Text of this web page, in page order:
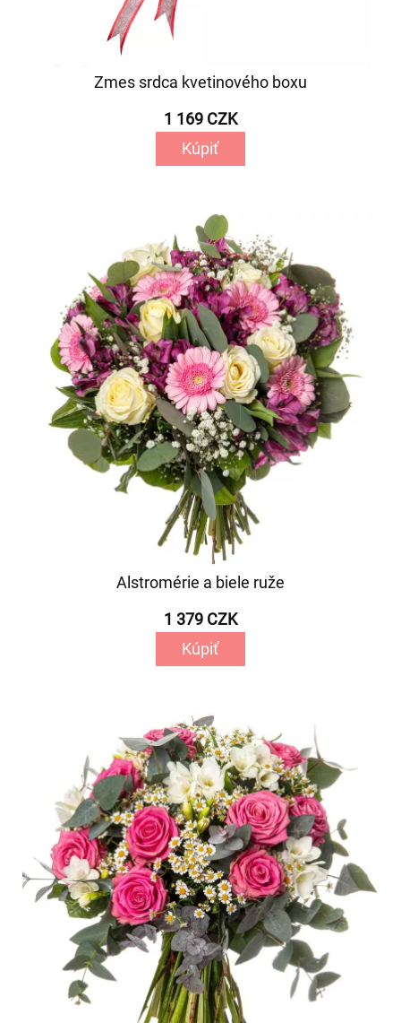
Zmes srdca kvetinového boxu
1 169 CZK
Kúpiť
Alstromérie a biele ruže
1 379 CZK
Kúpiť